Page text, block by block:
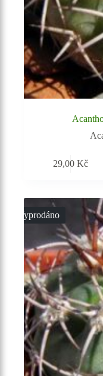
29,00Kč
Vyprodáno